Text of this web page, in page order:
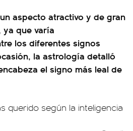
aspecto atractivo y de gran
ya que varía
los diferentes signos
la astrología detalló
el signo más leal de